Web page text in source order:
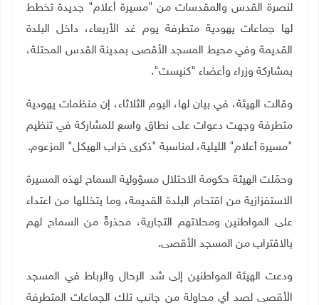
لنصرة القدس والمقدسات من "مسيرة أعلام" جديدة تخطط
لها جماعات يهودية متطرفة يوم غد الأربعاء، داخل البلدة
القديمة وفي محيط المسجد الأقصى بمدينة القدس المحتلة،
بمشاركة وزراء وأعضاء "كنيست".
وقالت الهيئة، في بيان لها، اليوم الثلاثاء، إن منظمات يهودية
متطرفة وجهت دعوات على نطاق واسع للمشاركة في تنظيم
"مسيرة أعلام" الليلية، لمناسبة "ذكرى خراب الهيكل" المزعوم.
وحمّلت الهيئة حكومة الاحتلال مسؤولية السماح لهذه المسيرة
الاستفزازية من اقتحام البلدة القديمة، وما يتخللها من اعتداء
على المواطنين ومحلاتهم التجارية، محذرةً من السماح لهم
بالاقتراب من المسجد الأقصى.
ودعت الهيئة المواطنين إلى شد الرحال والرباط في المسجد
الأقصى لصد أي محاولة من جانب تلك الجماعات المتطرفة